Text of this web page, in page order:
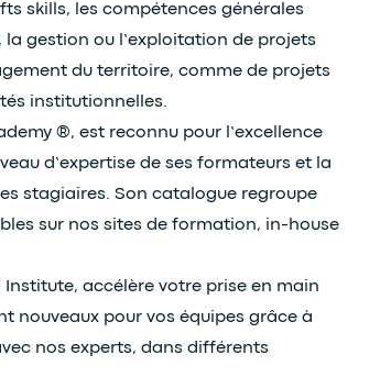
skills, les compétences générales
gestion ou l’exploitation de projets
du territoire, comme de projets
institutionnelles.
®, est reconnu pour l’excellence
d’expertise de ses formateurs et la
stagiaires. Son catalogue regroupe
sur nos sites de formation, in-house
Institute, accélère votre prise en main
nouveaux pour vos équipes grâce à
nos experts, dans différents